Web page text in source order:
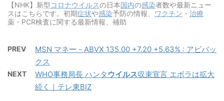
【NHK】新型コロナウイルスの日本国内の感染者数や最新ニュー
スはこちらです。初期症状や感染予防の情報、 ワクチン ・ 治療
薬・PCR検査に関する最新情報、補助
PREV
MSN マネー - ABVX 135.00 +7.20 +5.63% : アビバッ
クス
NEXT WHO事務局長 ハンタウイルス収束宣言 エボラは拡大
続く｜テレ東BIZ